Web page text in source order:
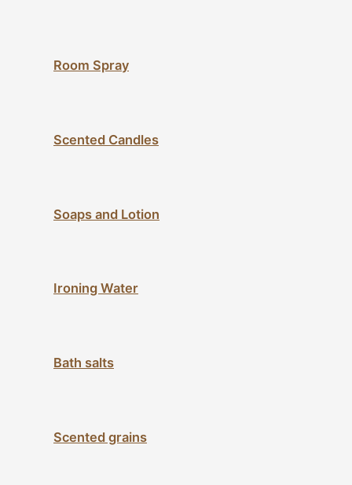
Room Spray
Scented Candles
Soaps and Lotion
Ironing Water
Bath salts
Scented grains